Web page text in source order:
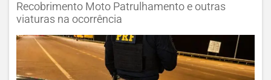
Recobrimento Moto Patrulhamento e outras
viaturas na ocorrência